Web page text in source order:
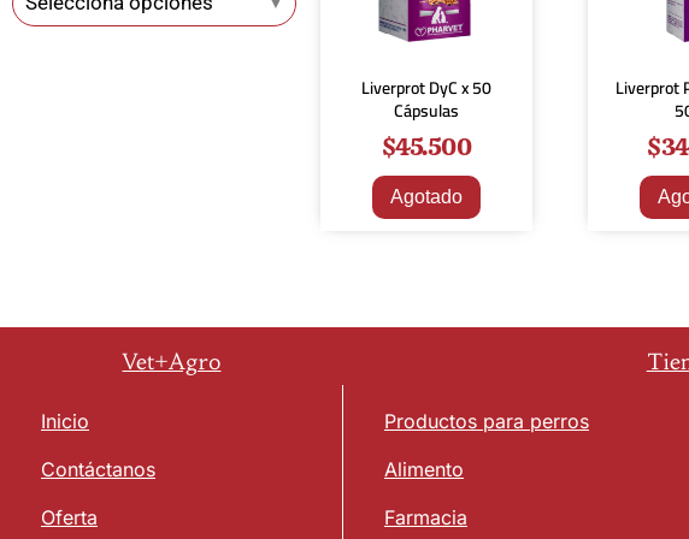
▼
Liverprot DyC x 50
Cápsulas
$45.500
Agotado
Liverprot
$
Vet+Agro
Inicio
Contáctanos
Oferta
Productos para perros
Alimento
Farmacia